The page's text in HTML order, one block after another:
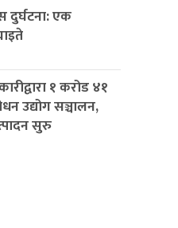
दुर्घटना: एक
१ करोड ४१
उद्योग सञ्चालन,
सुरु